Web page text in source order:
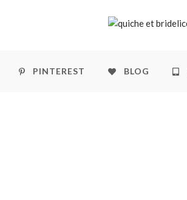
PINTEREST BLOG